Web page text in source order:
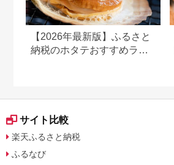
【2026年最新版】ふるさと
納税のホタテおすすめラン
サイト比較
楽天ふるさと納税
ふるなび